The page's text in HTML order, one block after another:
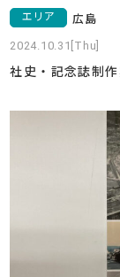
エリア 広島
2024.10.31[Thu]
社史・記念誌制